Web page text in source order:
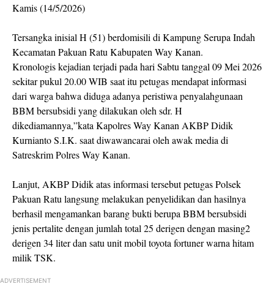
Kamis (14/5/2026)
Tersangka inisial H (51) berdomisili di Kampung Serupa Indah
Kecamatan Pakuan Ratu Kabupaten Way Kanan.
Kronologis kejadian terjadi pada hari Sabtu tanggal 09 Mei 2026
sekitar pukul 20.00 WIB saat itu petugas mendapat informasi
dari warga bahwa diduga adanya peristiwa penyalahgunaan
BBM bersubsidi yang dilakukan oleh sdr. H
dikediamannya,”kata Kapolres Way Kanan AKBP Didik
Kurnianto S.I.K. saat diwawancarai oleh awak media di
Satreskrim Polres Way Kanan.
Lanjut, AKBP Didik atas informasi tersebut petugas Polsek
Pakuan Ratu langsung melakukan penyelidikan dan hasilnya
berhasil mengamankan barang bukti berupa BBM bersubsidi
jenis pertalite dengan jumlah total 25 derigen dengan masing2
derigen 34 liter dan satu unit mobil toyota fortuner warna hitam
milik TSK.
ADVERTISEMENT